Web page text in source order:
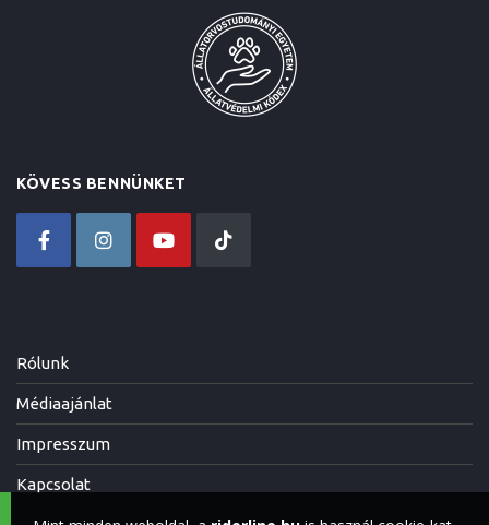
KÖVESS BENNÜNKET
Rólunk
Médiaajánlat
Impresszum
Kapcsolat